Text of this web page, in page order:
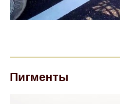
Пигменты
Лаки светящиеся в темноте